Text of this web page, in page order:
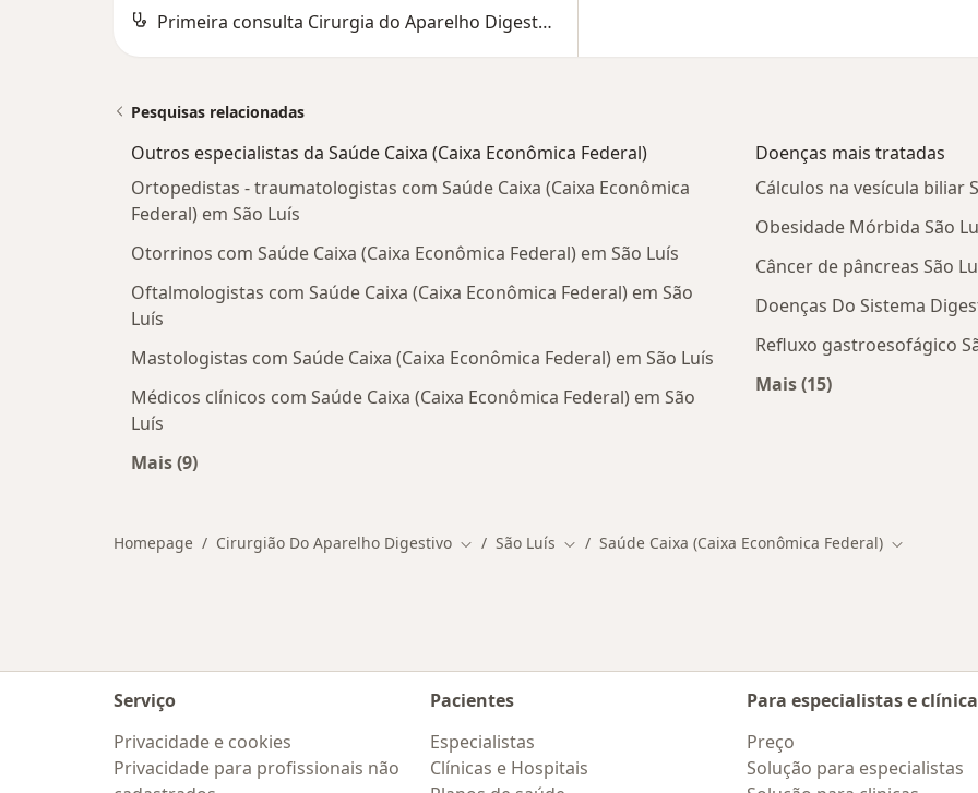
Primeira consulta Cirurgia do Aparelho Digestivo
Pesquisas relacionadas
Outros especialistas da Saúde Caixa (Caixa Econômica Federal)
Ortopedistas - traumatologistas com Saúde Caixa (Caixa Econômica
Federal) em São Luís
Otorrinos com Saúde Caixa (Caixa Econômica Federal) em São Luís
Oftalmologistas com Saúde Caixa (Caixa Econômica Federal) em São
Luís
Mastologistas com Saúde Caixa (Caixa Econômica Federal) em São Luís
Médicos clínicos com Saúde Caixa (Caixa Econômica Federal) em São
Luís
Mais (9)
Doenças mais tratadas
Cálculos na vesícula biliar
Obesidade Mórbida São
Câncer de pâncreas São
Doenças Do Sistema
Refluxo gastroesofágico
Mais (15)
Homepage Cirurgião Do Aparelho Digestivo Mudar de cidade
São Luís Mudar de cidade
Saúde Caixa (Caixa Econômica Federal) Mudar de
Serviço
Privacidade e cookies
Privacidade para profissionais não
Pacientes
Especialistas
Clínicas e Hospitais
Para especialistas e
Preço
Solução para especialistas